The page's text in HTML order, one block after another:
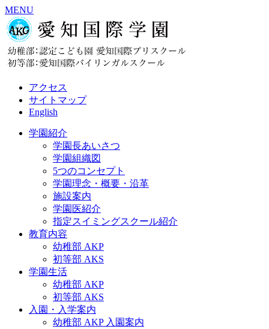
MENU
アクセス
サイトマップ
English
学園紹介
学園長あいさつ
学園組織図
5つのコンセプト
学園理念・概要・沿革
施設案内
学園医紹介
指定スイミングスクール紹介
教育内容
幼稚部 AKP
初等部 AKS
学園生活
幼稚部 AKP
初等部 AKS
入園・入学案内
幼稚部 AKP 入園案内